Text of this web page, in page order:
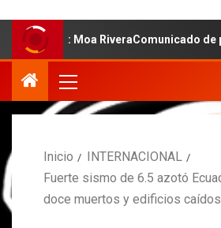
Moa RiveraComunicado de prensa
Inicio
INTERNACIONAL
Fuerte sismo de 6.5 azotó
doce muertos y edificios caídos